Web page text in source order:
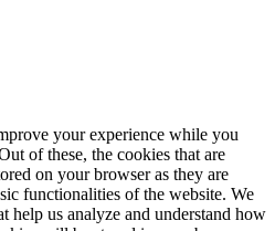
your experience while you
of these, the cookies that are
on your browser as they are
functionalities of the website. We
help us analyze and understand how